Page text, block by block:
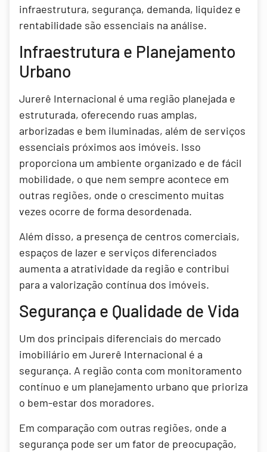
infraestrutura, segurança, demanda, liquidez e
rentabilidade são essenciais na análise.
Infraestrutura e Planejamento
Urbano
Jurerê Internacional é uma região planejada e
estruturada, oferecendo ruas amplas,
arborizadas e bem iluminadas, além de serviços
essenciais próximos aos imóveis. Isso
proporciona um ambiente organizado e de fácil
mobilidade, o que nem sempre acontece em
outras regiões, onde o crescimento muitas
vezes ocorre de forma desordenada.
Além disso, a presença de centros comerciais,
espaços de lazer e serviços diferenciados
aumenta a atratividade da região e contribui
para a valorização contínua dos imóveis.
Segurança e Qualidade de Vida
Um dos principais diferenciais do mercado
imobiliário em Jurerê Internacional é a
segurança. A região conta com monitoramento
contínuo e um planejamento urbano que prioriza
o bem-estar dos moradores.
Em comparação com outras regiões, onde a
segurança pode ser um fator de preocupação,